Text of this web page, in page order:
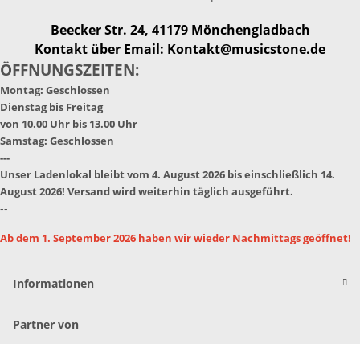
Beecker Str. 24, 41179 Mönchengladbach
Kontakt über Email: Kontakt@musicstone.de
ÖFFNUNGSZEITEN:
Montag: Geschlossen
Dienstag bis Freitag
von 10.00 Uhr bis 13.00 Uhr
Samstag: Geschlossen
---
Unser Ladenlokal bleibt vom 4. August 2026 bis einschließlich 14.
August 2026! Versand wird weiterhin täglich ausgeführt.
--
Ab dem 1. September 2026 haben wir wieder Nachmittags geöffnet!
Informationen
Partner von